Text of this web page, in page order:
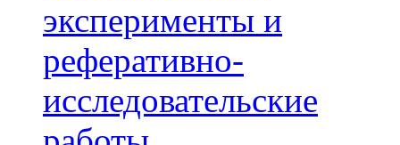
эксперименты и
реферативно-
исследовательские